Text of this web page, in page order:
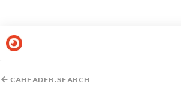
CAHEADER.SEARCH